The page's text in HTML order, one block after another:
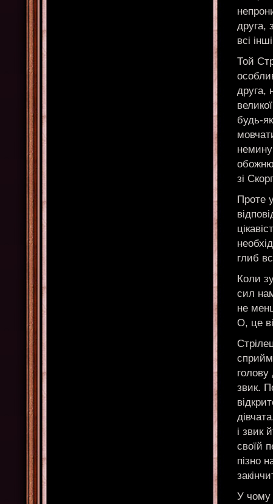
друга,
всі
Той
друга,
будь-
зі
Проте
глиб
Коли
сил
не
О, це
звик.
і звик
своїй
пізно
У чому